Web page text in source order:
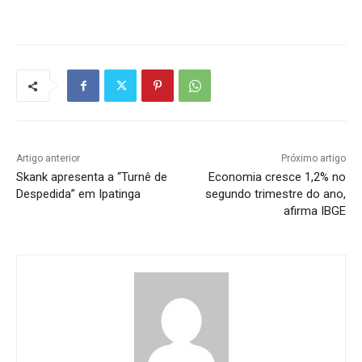
Artigo anterior
Skank apresenta a “Turnê de
Despedida” em Ipatinga
Próximo artigo
Economia cresce 1,2% no
segundo trimestre do ano,
afirma IBGE